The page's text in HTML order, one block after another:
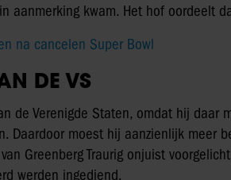
aanmerking kwam. Het hof oordeelt
na cancelen Super Bowl
DE VS
de Verenigde Staten, omdat hij daar
Daardoor moest hij aanzienlijk meer
Greenberg Traurig onjuist
werden ingediend.